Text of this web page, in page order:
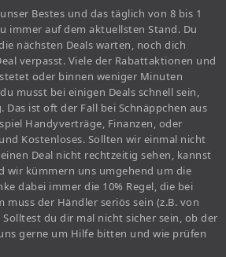
Bestes und das täglich von 8 bis 1
immer auf dem aktuellsten Stand. Du
nächsten Deals warten, noch dich
verpasst. Viele der Rabattaktionen und
oder binnen weniger Minuten
musst bei einigen Deals schnell sein,
Das ist oft der Fall bei Schnäppchen aus
Handyverträge, Finanzen, oder
Kostenloses. Sollten wir einmal nicht
Deal nicht rechtzeitig sehen, kannst
wir kümmern uns umgehend um die
dabei immer die 10% Regel, die bei
muss der Händler seriös sein (z.B. von
du dir mal nicht sicher sein, ob der
gerne um Hilfe bitten und wie prüfen